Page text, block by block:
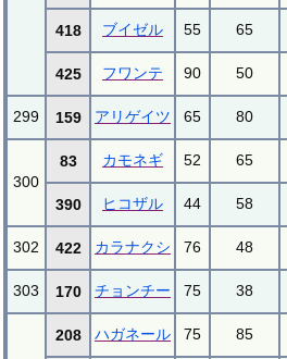
418 ブイゼル 55 65
425 フワンテ 90 50
299 159 アリゲイツ 65 80
300
83 カモネギ 52 65
390 ヒコザル 44 58
302 422 カラナクシ 76 48
303 170 チョンチー 75 38
208 ハガネール 75 85